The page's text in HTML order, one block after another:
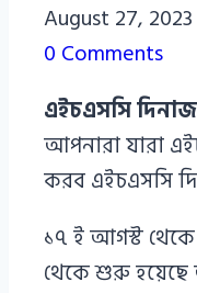
Azizul
Haque
Azizul
Haque
August 27, 2023
0 Comments
এইচএসসি
আপনারা যারা
করব এইচএসসি
১৭ ই আগস্ট থেকে
থেকে শুরু হয়েছে